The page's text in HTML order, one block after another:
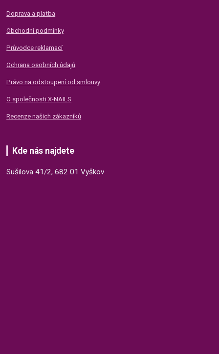
Doprava a platba
Obchodní podmínky
Průvodce reklamací
Ochrana osobních údajů
Právo na odstoupení od smlouvy
O společnosti X-NAILS
Recenze našich zákazníků
Kde nás najdete
Sušilova 41/2, 682 01 Vyškov